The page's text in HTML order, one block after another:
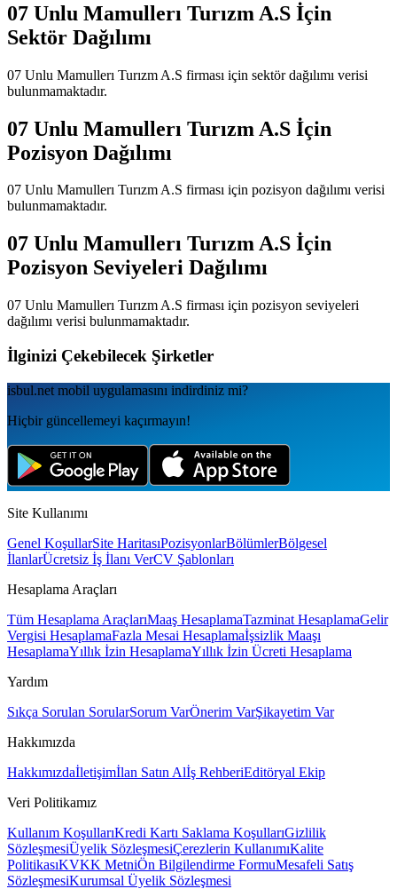
07 Unlu Mamullerı Turızm A.S İçin
Sektör Dağılımı
07 Unlu Mamullerı Turızm A.S firması için sektör dağılımı verisi
bulunmamaktadır.
07 Unlu Mamullerı Turızm A.S İçin
Pozisyon Dağılımı
07 Unlu Mamullerı Turızm A.S firması için pozisyon dağılımı verisi
bulunmamaktadır.
07 Unlu Mamullerı Turızm A.S İçin
Pozisyon Seviyeleri Dağılımı
07 Unlu Mamullerı Turızm A.S firması için pozisyon seviyeleri
dağılımı verisi bulunmamaktadır.
İlginizi Çekebilecek Şirketler
isbul.net mobil uygulamаsını indirdiniz mi?
Hiçbir güncellemeyi kaçırmayın!
Site Kullanımı
Genel KoşullarSite HaritasıPozisyonlarBölümlerBölgesel
İlanlarÜcretsiz İş İlanı VerCV Şablonları
Hesaplama Araçları
Tüm Hesaplama AraçlarıMaaş HesaplamaTazminat HesaplamaGelir
Vergisi HesaplamaFazla Mesai Hesaplamaİşsizlik Maaşı
HesaplamaYıllık İzin HesaplamaYıllık İzin Ücreti Hesaplama
Yardım
Sıkça Sorulan SorularSorum VarÖnerim VarŞikayetim Var
Hakkımızda
Hakkımızdaİletişimİlan Satın Alİş RehberiEditöryal Ekip
Veri Politikamız
Kullanım KoşullarıKredi Kartı Saklama KoşullarıGizlilik
SözleşmesiÜyelik SözleşmesiÇerezlerin KullanımıKalite
PolitikasıKVKK MetniÖn Bilgilendirme FormuMesafeli Satış
SözleşmesiKurumsal Üyelik Sözleşmesi